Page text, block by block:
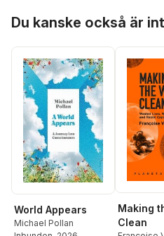
Du kanske också är
World Appears
Michael Pollan
Making
Clean